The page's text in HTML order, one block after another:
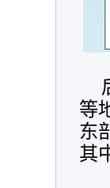
等
东
其